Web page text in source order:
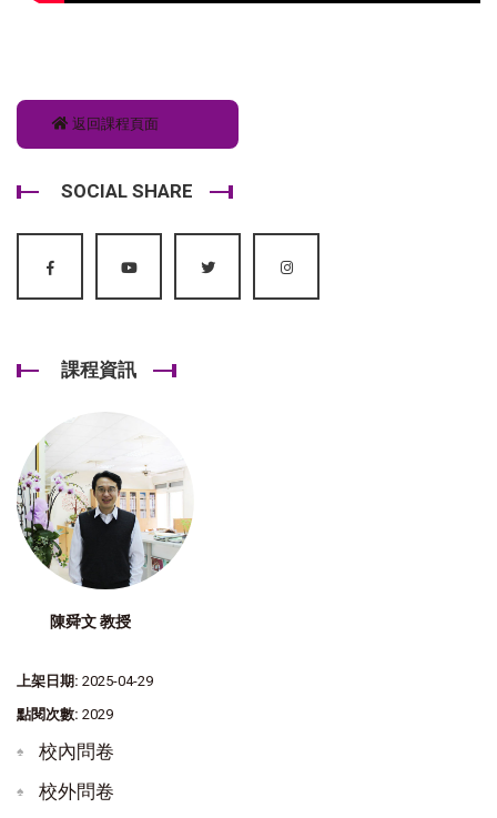
返回課程頁面
SOCIAL SHARE
課程資訊
陳舜文 教授
上架日期: 2025-04-29
點閱次數: 2029
校內問卷
校外問卷